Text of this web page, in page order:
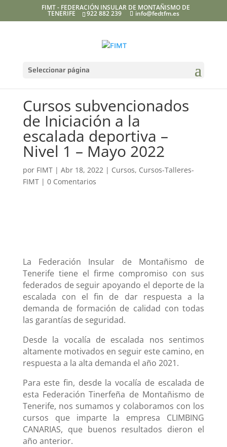
FIMT - FEDERACIÓN INSULAR DE MONTAÑISMO DE
TENERIFE 922 882 239 info@fedtfm.es
Seleccionar página
Cursos subvencionados
de Iniciación a la
escalada deportiva –
Nivel 1 – Mayo 2022
por FIMT| Abr 18, 2022| Cursos, Cursos-Talleres-
FIMT| 0 Comentarios
La Federación Insular de Montañismo de
Tenerife tiene el firme compromiso con sus
federados de seguir apoyando el deporte de la
escalada con el fin de dar respuesta a la
demanda de formación de calidad con todas
las garantías de seguridad.
Desde la vocalía de escalada nos sentimos
altamente motivados en seguir este camino, en
respuesta a la alta demanda el año 2021.
Para este fin, desde la vocalía de escalada de
esta Federación Tinerfeña de Montañismo de
Tenerife, nos sumamos y colaboramos con los
cursos que imparte la empresa CLIMBING
CANARIAS, que buenos resultados dieron el
año anterior.